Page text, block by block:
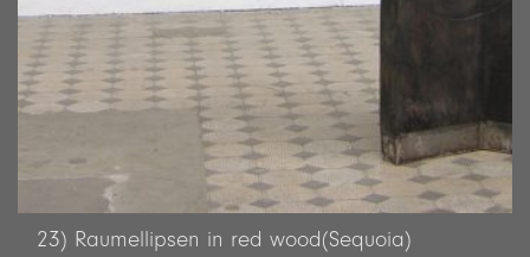
23) Raumellipsen in red wood(Sequoia)